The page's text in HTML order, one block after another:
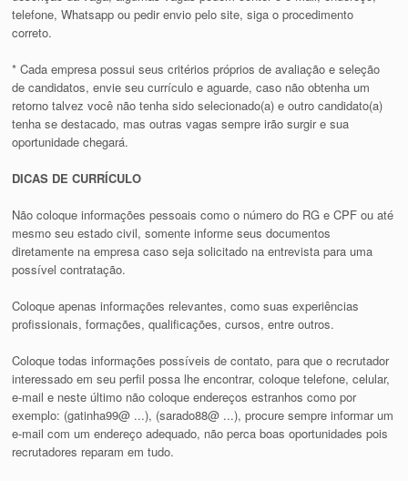
telefone, Whatsapp ou pedir envio pelo site, siga o procedimento
correto.
* Cada empresa possui seus critérios próprios de avaliação e seleção
de candidatos, envie seu currículo e aguarde, caso não obtenha um
retorno talvez você não tenha sido selecionado(a) e outro candidato(a)
tenha se destacado, mas outras vagas sempre irão surgir e sua
oportunidade chegará.
DICAS DE CURRÍCULO
Não coloque informações pessoais como o número do RG e CPF ou até
mesmo seu estado civil, somente informe seus documentos
diretamente na empresa caso seja solicitado na entrevista para uma
possível contratação.
Coloque apenas informações relevantes, como suas experiências
profissionais, formações, qualificações, cursos, entre outros.
Coloque todas informações possíveis de contato, para que o recrutador
interessado em seu perfil possa lhe encontrar, coloque telefone, celular,
e-mail e neste último não coloque endereços estranhos como por
exemplo: (gatinha99@ ...), (sarado88@ ...), procure sempre informar um
e-mail com um endereço adequado, não perca boas oportunidades pois
recrutadores reparam em tudo.